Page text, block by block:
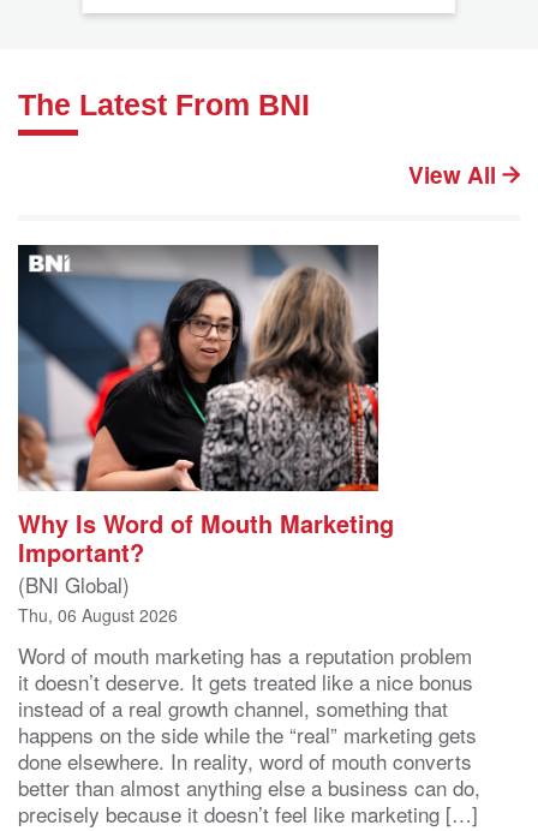
The Latest From BNI
View All
Why Is Word of Mouth Marketing
Important?
(BNI Global)
Thu, 06 August 2026
Word of mouth marketing has a reputation problem
it doesn’t deserve. It gets treated like a nice bonus
instead of a real growth channel, something that
happens on the side while the “real” marketing gets
done elsewhere. In reality, word of mouth converts
better than almost anything else a business can do,
precisely because it doesn’t feel like marketing […]